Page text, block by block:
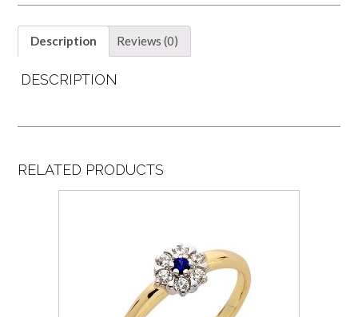
Description Reviews (0)
DESCRIPTION
RELATED PRODUCTS